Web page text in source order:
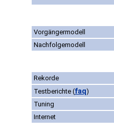
Vorgängermodell
Nachfolgemodell
Rekorde
Testberichte (faq)
Tuning
Internet